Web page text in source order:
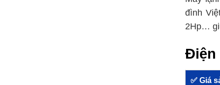
đình
2Hp…
Điện
✅ Giá